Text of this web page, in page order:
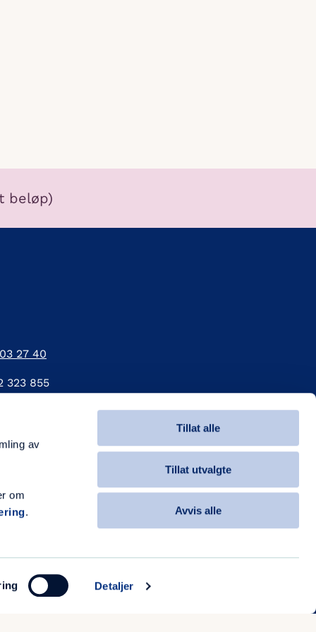
av
om
.
Detaljer
Tillat alle
Tillat utvalgte
Avvis alle
beløp)
27 40
323 855
47 556